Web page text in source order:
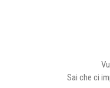
Sai che ci